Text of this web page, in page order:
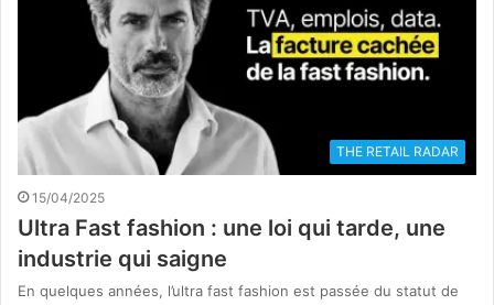
THE RETAIL RADAR
15/04/2025
Ultra Fast fashion : une loi qui tarde, une
industrie qui saigne
En quelques années, l’ultra fast fashion est passée du statut de